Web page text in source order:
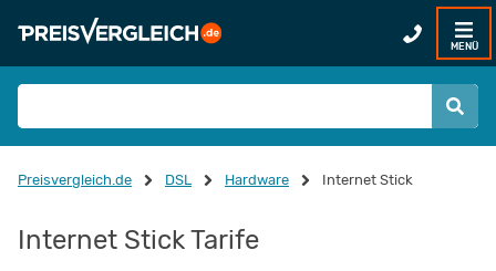
MENÜ
Preisvergleich.de DSL Hardware Internet Stick
Internet Stick Tarife